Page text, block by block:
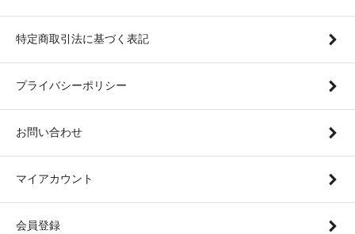
特定商取引法に基づく表記
プライバシーポリシー
お問い合わせ
マイアカウント
会員登録